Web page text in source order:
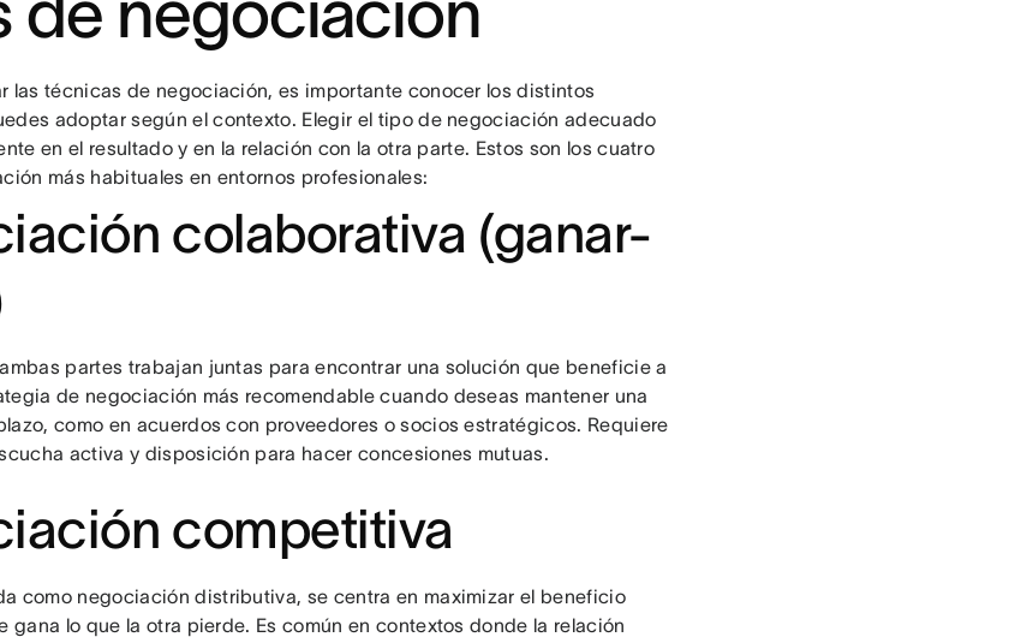
las técnicas de negociación, es importante conocer los distintos
adoptar según el contexto. Elegir el tipo de negociación adecuado
en el resultado y en la relación con la otra parte. Estos son los cuatro
más habituales en entornos profesionales:
colaborativa (ganar-
partes trabajan juntas para encontrar una solución que beneficie a
de negociación más recomendable cuando deseas mantener una
como en acuerdos con proveedores o socios estratégicos. Requiere
activa y disposición para hacer concesiones mutuas.
competitiva
como negociación distributiva, se centra en maximizar el beneficio
gana lo que la otra pierde. Es común en contextos donde la relación